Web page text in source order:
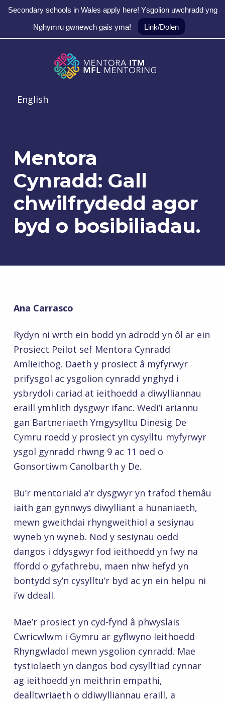
Secondary schools in Wales apply here! Ysgolion uwchradd yng
Nghymru gwnewch gais yma!
Link/Dolen
Skip to main navigation
Skip to main content
Skip to footer
English
Mentora
Cynradd: Gall
chwilfrydedd agor
byd o bosibiliadau.
Ana Carrasco
Rydyn ni wrth ein bodd yn adrodd yn ôl ar ein
Prosiect Peilot sef Mentora Cynradd
Amlieithog. Daeth y prosiect â myfyrwyr
prifysgol ac ysgolion cynradd ynghyd i
ysbrydoli cariad at ieithoedd a diwylliannau
eraill ymhlith dysgwyr ifanc. Wedi’i ariannu
gan Bartneriaeth Ymgysylltu Dinesig De
Cymru roedd y prosiect yn cysylltu myfyrwyr
ysgol gynradd rhwng 9 ac 11 oed o
Gonsortiwm Canolbarth y De.
Bu’r mentoriaid a’r dysgwyr yn trafod themâu
iaith gan gynnwys diwylliant a hunaniaeth,
mewn gweithdai rhyngweithiol a sesiynau
wyneb yn wyneb. Nod y sesiynau oedd
dangos i ddysgwyr fod ieithoedd yn fwy na
ffordd o gyfathrebu, maen nhw hefyd yn
bontydd sy’n cysylltu’r byd ac yn ein helpu ni
i’w ddeall.
Mae’r prosiect yn cyd-fynd â phwyslais
Cwricwlwm i Gymru ar gyflwyno Ieithoedd
Rhyngwladol mewn ysgolion cynradd. Mae
tystiolaeth yn dangos bod cysylltiad cynnar
ag ieithoedd yn meithrin empathi,
dealltwriaeth o ddiwylliannau eraill, a